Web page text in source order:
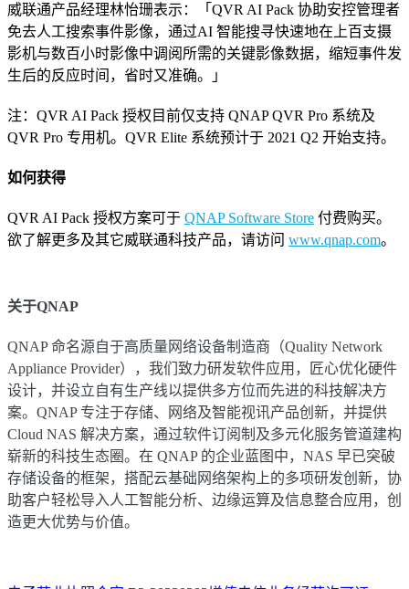
威联通产品经理林怡珊表示：「QVR AI Pack 协助安控管理者
免去人工搜索事件影像，通过AI 智能搜寻快速地在上百支摄
影机与数百小时影像中调阅所需的关键影像数据，缩短事件发
生后的反应时间，省时又准确。」
注：QVR AI Pack 授权目前仅支持 QNAP QVR Pro 系统及
QVR Pro 专用机。QVR Elite 系统预计于 2021 Q2 开始支持。
如何获得
QVR AI Pack 授权方案可于 QNAP Software Store 付费购买。
欲了解更多及其它威联通科技产品，请访问 www.qnap.com。
关于QNAP
QNAP 命名源自于高质量网络设备制造商（Quality Network
Appliance Provider），我们致力研发软件应用，匠心优化硬件
设计，并设立自有生产线以提供多方位而先进的科技解决方
案。QNAP 专注于存储、网络及智能视讯产品创新，并提供
Cloud NAS 解决方案，通过软件订阅制及多元化服务管道建构
崭新的科技生态圈。在 QNAP 的企业蓝图中，NAS 早已突破
存储设备的框架，搭配云基础网络架构上的多项研发创新，协
助客户轻松导入人工智能分析、边缘运算及信息整合应用，创
造更大优势与价值。